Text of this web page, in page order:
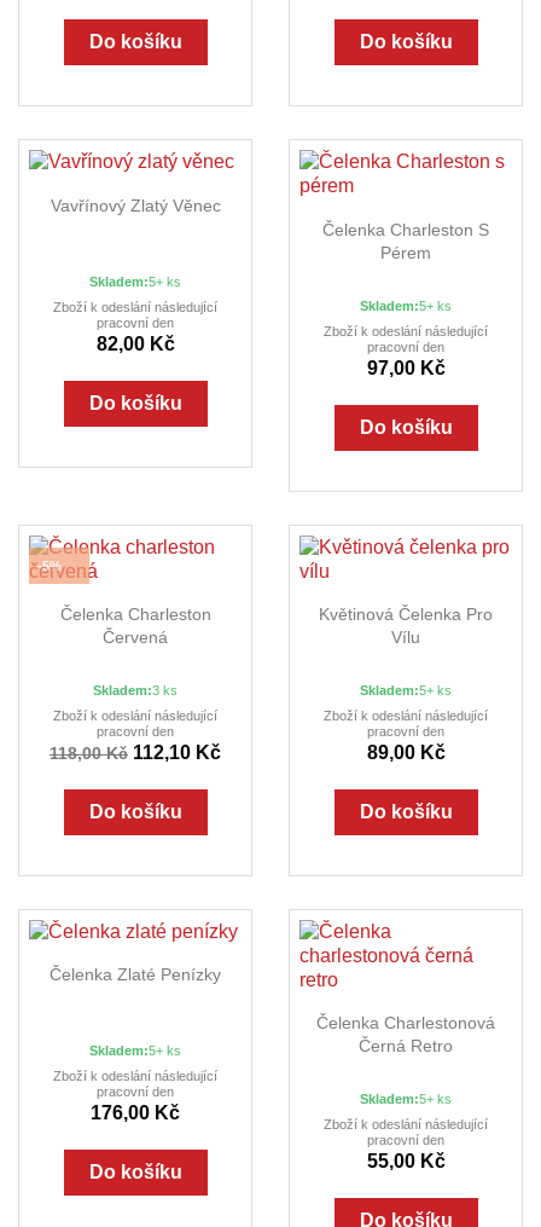
Do košíku Do košíku
Vavřínový Zlatý Věnec
Skladem:5+ ks
Zboží k odeslání následující
pracovní den
82,00 Kč
Do košíku
Čelenka Charleston S
Pérem
Skladem:5+ ks
Zboží k odeslání následující
pracovní den
97,00 Kč
Do košíku
Čelenka Charleston
Červená
Skladem:3 ks
Zboží k odeslání následující
pracovní den
118,00 Kč 112,10 Kč
Do košíku
-5%
Květinová Čelenka Pro
Vílu
Skladem:5+ ks
Zboží k odeslání následující
pracovní den
89,00 Kč
Do košíku
Čelenka Zlaté Penízky
Skladem:5+ ks
Zboží k odeslání následující
pracovní den
176,00 Kč
Do košíku
Čelenka Charlestonová
Černá Retro
Skladem:5+ ks
Zboží k odeslání následující
pracovní den
55,00 Kč
Do košíku